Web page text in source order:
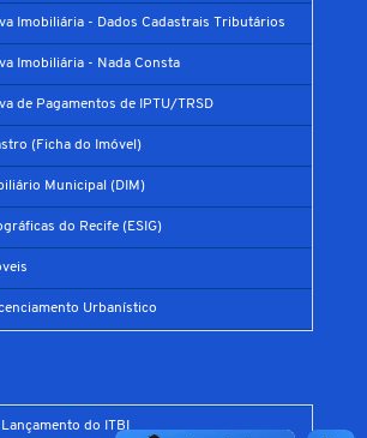
Imobiliária - Dados Cadastrais Tributários
Imobiliária - Nada Consta
de Pagamentos de IPTU/TRSD
(Ficha do Imóvel)
Municipal (DIM)
do Recife (ESIG)
Urbanístico
do ITBI